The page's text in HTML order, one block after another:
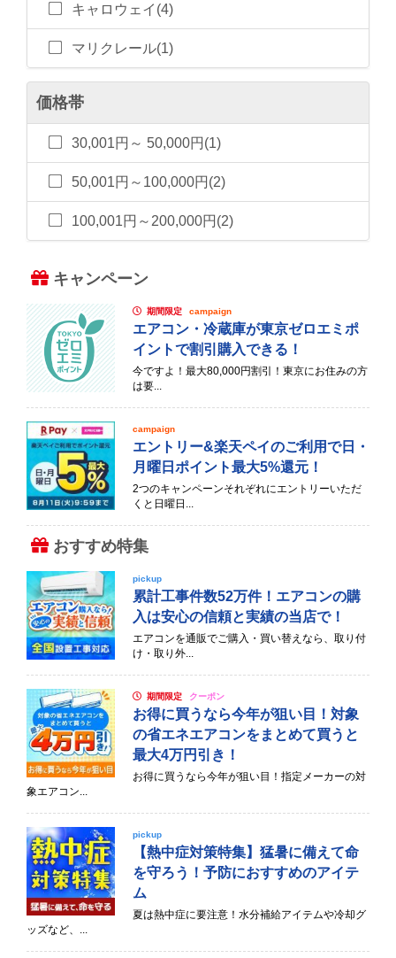
キャロウェイ(4)
マリクレール(1)
価格帯
30,001円～ 50,000円(1)
50,001円～100,000円(2)
100,001円～200,000円(2)
キャンペーン
期間限定 campaign
エアコン・冷蔵庫が東京ゼロエミポ
イントで割引購入できる！
今ですよ！最大80,000円割引！東京にお住みの方
は要...
campaign
エントリー&楽天ペイのご利用で日・
月曜日ポイント最大5%還元！
2つのキャンペーンそれぞれにエントリーいただ
くと日曜日...
おすすめ特集
pickup
累計工事件数52万件！エアコンの購
入は安心の信頼と実績の当店で！
エアコンを通販でご購入・買い替えなら、取り付
け・取り外...
期間限定 クーポン
お得に買うなら今年が狙い目！対象
の省エネエアコンをまとめて買うと
最大4万円引き！
お得に買うなら今年が狙い目！指定メーカーの対
象エアコン...
pickup
【熱中症対策特集】猛暑に備えて命
を守ろう！予防におすすめのアイテ
ム
夏は熱中症に要注意！水分補給アイテムや冷却グ
ッズなど、...